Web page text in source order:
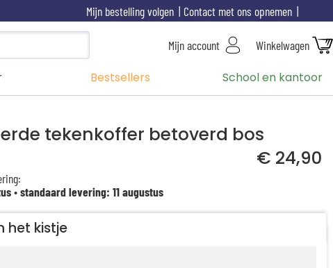
Contact met ons opnemen
Mijn bestelling volgen
Mijn account Winkelwagen
Bestsellers School en kantoor
tekenkoffer betoverd bos
€ 24,90
•standaard levering: 11 augustus
het kistje